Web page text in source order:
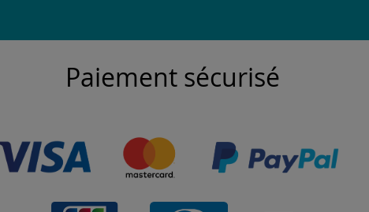
Paiement sécurisé